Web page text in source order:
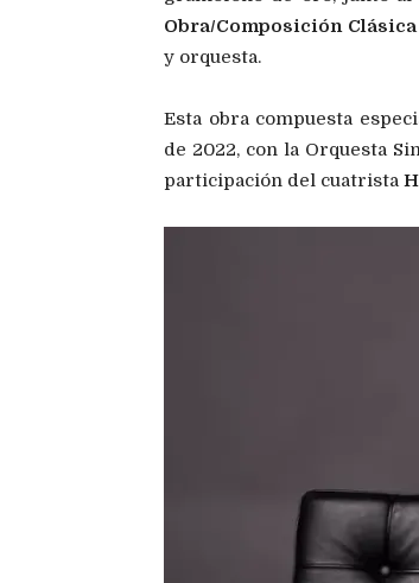
Obra/Composición
y orquesta.
Esta obra compuesta
de 2022, con la Orquesta
participación del cuatrista